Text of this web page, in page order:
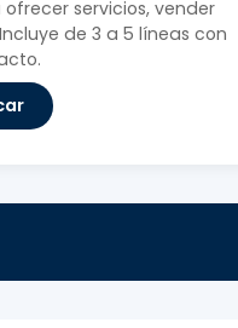
servicios, vender
de 3 a 5 líneas con